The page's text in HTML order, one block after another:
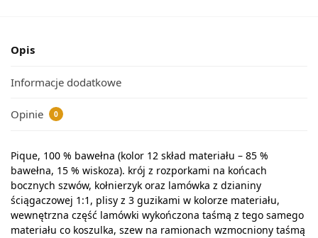
Opis
Informacje dodatkowe
Opinie 0
Pique, 100 % bawełna (kolor 12 skład materiału – 85 %
bawełna, 15 % wiskoza). krój z rozporkami na końcach
bocznych szwów, kołnierzyk oraz lamówka z dzianiny
ściągaczowej 1:1, plisy z 3 guzikami w kolorze materiału,
wewnętrzna część lamówki wykończona taśmą z tego samego
materiału co koszulka, szew na ramionach wzmocniony taśmą